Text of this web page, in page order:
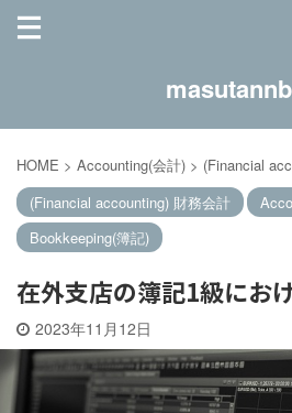
HOME > Accounting(会計) > (Financial
(Financial accounting) 財務会計
Bookkeeping(簿記)
在外支店の簿記1級にお
2023年11月12日